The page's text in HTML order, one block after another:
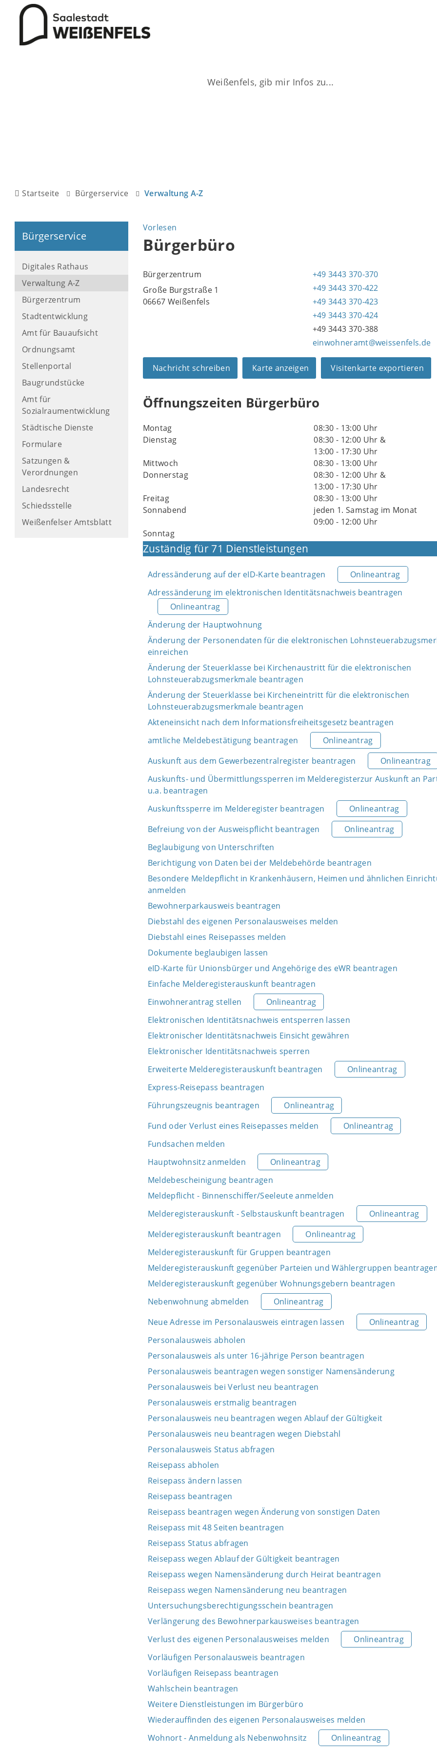
Startseite Bürgerservice Verwaltung A-Z
Bürgerservice
Digitales Rathaus
Verwaltung A-Z
Bürgerzentrum
Stadtentwicklung
Amt für Bauaufsicht
Ordnungsamt
Stellenportal
Baugrundstücke
Amt für
Sozialraumentwicklung
Städtische Dienste
Formulare
Satzungen &
Verordnungen
Landesrecht
Schiedsstelle
Weißenfelser Amtsblatt
Vorlesen
Bürgerbüro
Bürgerzentrum
Große Burgstraße 1
06667 Weißenfels
+49 3443 370-370
+49 3443 370-422
+49 3443 370-423
+49 3443 370-424
+49 3443 370-388
einwohneramt@weissenfels.de
Nachricht schreiben Karte anzeigen Visitenkarte exportieren
Öffnungszeiten Bürgerbüro
Montag
08:30 - 13:00 Uhr
Dienstag
08:30 - 12:00 Uhr &
13:00 - 17:30 Uhr
Mittwoch
08:30 - 13:00 Uhr
Donnerstag
08:30 - 12:00 Uhr &
13:00 - 17:30 Uhr
Freitag
08:30 - 13:00 Uhr
Sonnabend
jeden 1. Samstag im Monat
09:00 - 12:00 Uhr
Sonntag
Zuständig für 71 Dienstleistungen
Adressänderung auf der eID-Karte beantragen
Onlineantrag
Adressänderung im elektronischen Identitätsnachweis beantragen
Onlineantrag
Änderung der Hauptwohnung
Änderung der Personendaten für die elektronischen
einreichen
Änderung der Steuerklasse bei Kirchenaustritt für die elektronischen
Lohnsteuerabzugsmerkmale beantragen
Änderung der Steuerklasse bei Kircheneintritt für die elektronischen
Lohnsteuerabzugsmerkmale beantragen
Akteneinsicht nach dem Informationsfreiheitsgesetz beantragen
amtliche Meldebestätigung beantragen
Onlineantrag
Auskunft aus dem Gewerbezentralregister beantragen
Onlineantrag
Auskunfts- und Übermittlungssperren im Melderegisterzur Auskunft an
u.a. beantragen
Auskunftssperre im Melderegister beantragen
Onlineantrag
Befreiung von der Ausweispflicht beantragen
Onlineantrag
Beglaubigung von Unterschriften
Berichtigung von Daten bei der Meldebehörde beantragen
Besondere Meldepflicht in Krankenhäusern, Heimen und ähnlichen
anmelden
Bewohnerparkausweis beantragen
Diebstahl des eigenen Personalausweises melden
Diebstahl eines Reisepasses melden
Dokumente beglaubigen lassen
eID-Karte für Unionsbürger und Angehörige des eWR beantragen
Einfache Melderegisterauskunft beantragen
Einwohnerantrag stellen
Onlineantrag
Elektronischen Identitätsnachweis entsperren lassen
Elektronischer Identitätsnachweis Einsicht gewähren
Elektronischer Identitätsnachweis sperren
Erweiterte Melderegisterauskunft beantragen
Onlineantrag
Express-Reisepass beantragen
Führungszeugnis beantragen
Onlineantrag
Fund oder Verlust eines Reisepasses melden
Onlineantrag
Fundsachen melden
Hauptwohnsitz anmelden
Onlineantrag
Meldebescheinigung beantragen
Meldepflicht - Binnenschiffer/Seeleute anmelden
Melderegisterauskunft - Selbstauskunft beantragen
Onlineantrag
Melderegisterauskunft beantragen
Onlineantrag
Melderegisterauskunft für Gruppen beantragen
Melderegisterauskunft gegenüber Parteien und Wählergruppen
Melderegisterauskunft gegenüber Wohnungsgebern beantragen
Nebenwohnung abmelden
Onlineantrag
Neue Adresse im Personalausweis eintragen lassen
Onlineantrag
Personalausweis abholen
Personalausweis als unter 16-jährige Person beantragen
Personalausweis beantragen wegen sonstiger Namensänderung
Personalausweis bei Verlust neu beantragen
Personalausweis erstmalig beantragen
Personalausweis neu beantragen wegen Ablauf der Gültigkeit
Personalausweis neu beantragen wegen Diebstahl
Personalausweis Status abfragen
Reisepass abholen
Reisepass ändern lassen
Reisepass beantragen
Reisepass beantragen wegen Änderung von sonstigen Daten
Reisepass mit 48 Seiten beantragen
Reisepass Status abfragen
Reisepass wegen Ablauf der Gültigkeit beantragen
Reisepass wegen Namensänderung durch Heirat beantragen
Reisepass wegen Namensänderung neu beantragen
Untersuchungsberechtigungsschein beantragen
Verlängerung des Bewohnerparkausweises beantragen
Verlust des eigenen Personalausweises melden
Onlineantrag
Vorläufigen Personalausweis beantragen
Vorläufigen Reisepass beantragen
Wahlschein beantragen
Weitere Dienstleistungen im Bürgerbüro
Wiederauffinden des eigenen Personalausweises melden
Wohnort - Anmeldung als Nebenwohnsitz
Onlineantrag